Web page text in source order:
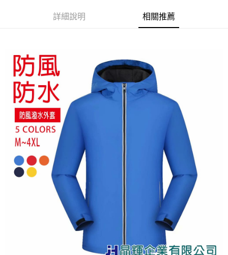
詳細說明 相關推薦